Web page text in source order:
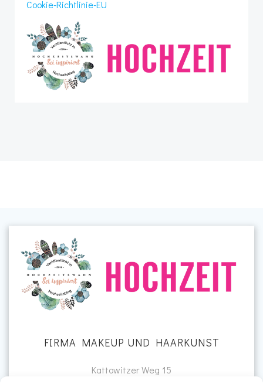
Cookie-Richtlinie-EU
FIRMA MAKEUP UND HAARKUNST
Kattowitzer Weg 15